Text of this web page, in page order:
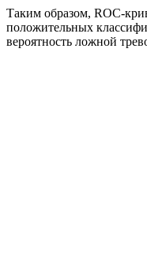
Таким образом, ROC-
положительных
вероятность ложной